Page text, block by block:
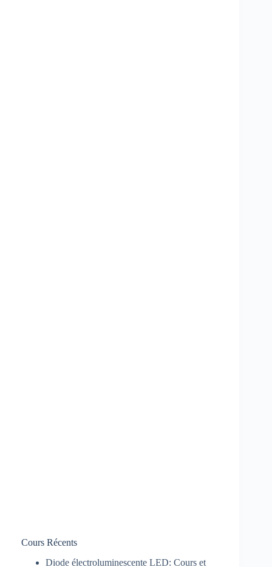
Cours Récents
Diode électroluminescente LED: Cours et